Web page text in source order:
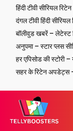
हिंदी टीवी सीरियल
दंगल टीवी हिंदी
बॉलीवुड खबरें –
अनुपमा – स्टार प्लस
हर एपिसोड की स्टोरी
सहर के रिटेन अपडेट्स –